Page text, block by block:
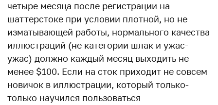
четыре месяца после регистрации на
шаттерстоке при условии плотной, но не
изматывающей работы, нормального качества
иллюстраций (не категории шлак и ужас-
ужас) должно каждый месяц выходить не
менее $100. Если на сток приходит не совсем
новичок в иллюстрации, который только-
только научился пользоваться